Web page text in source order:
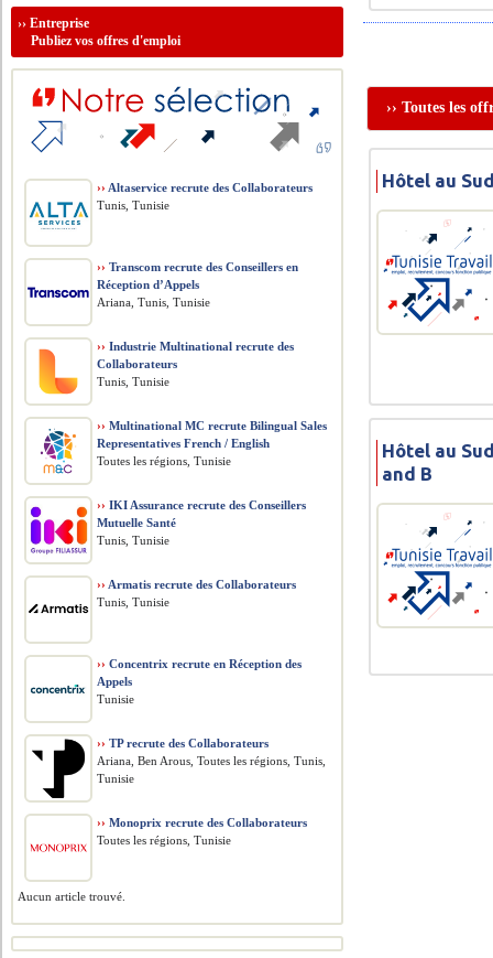
›› Toutes les
Hôtel au
Hôtel au
and B
››Entreprise
Publiez vos offres d'emploi
›› Altaservice recrute des Collaborateurs
Tunis, Tunisie
›› Transcom recrute des Conseillers en
Réception d’Appels
Ariana, Tunis, Tunisie
›› Industrie Multinational recrute des
Collaborateurs
Tunis, Tunisie
›› Multinational MC recrute Bilingual Sales
Representatives French / English
Toutes les régions, Tunisie
›› IKI Assurance recrute des Conseillers
Mutuelle Santé
Tunis, Tunisie
›› Armatis recrute des Collaborateurs
Tunis, Tunisie
›› Concentrix recrute en Réception des
Appels
Tunisie
›› TP recrute des Collaborateurs
Ariana, Ben Arous, Toutes les régions, Tunis,
Tunisie
›› Monoprix recrute des Collaborateurs
Toutes les régions, Tunisie
Aucun article trouvé.